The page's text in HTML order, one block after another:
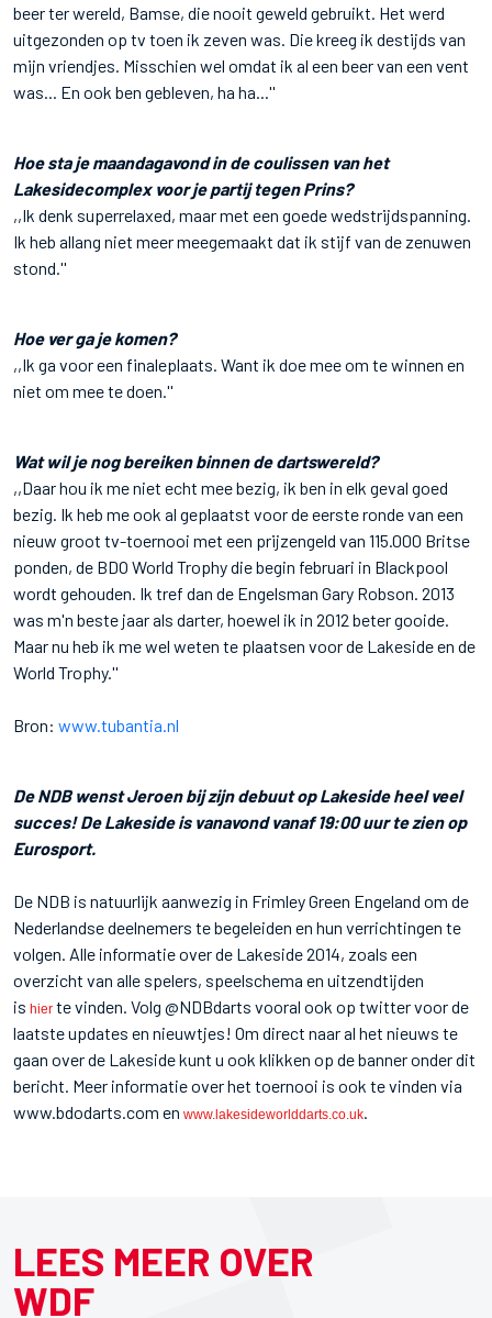
beer ter wereld, Bamse, die nooit geweld gebruikt. Het werd
uitgezonden op tv toen ik zeven was. Die kreeg ik destijds van
mijn vriendjes. Misschien wel omdat ik al een beer van een vent
was... En ook ben gebleven, ha ha...''
Hoe sta je maandagavond in de coulissen van het
Lakesidecomplex voor je partij tegen Prins?
,,Ik denk superrelaxed, maar met een goede wedstrijdspanning.
Ik heb allang niet meer meegemaakt dat ik stijf van de zenuwen
stond.''
Hoe ver ga je komen?
,,Ik ga voor een finaleplaats. Want ik doe mee om te winnen en
niet om mee te doen.''
Wat wil je nog bereiken binnen de dartswereld?
,,Daar hou ik me niet echt mee bezig, ik ben in elk geval goed
bezig. Ik heb me ook al geplaatst voor de eerste ronde van een
nieuw groot tv-toernooi met een prijzengeld van 115.000 Britse
ponden, de BDO World Trophy die begin februari in Blackpool
wordt gehouden. Ik tref dan de Engelsman Gary Robson. 2013
was m'n beste jaar als darter, hoewel ik in 2012 beter gooide.
Maar nu heb ik me wel weten te plaatsen voor de Lakeside en de
World Trophy.''
Bron: www.tubantia.nl
De NDB wenst Jeroen bij zijn debuut op Lakeside heel veel
succes! De Lakeside is vanavond vanaf 19:00 uur te zien op
Eurosport.
De NDB is natuurlijk aanwezig in Frimley Green Engeland om de
Nederlandse deelnemers te begeleiden en hun verrichtingen te
volgen. Alle informatie over de Lakeside 2014, zoals een
overzicht van alle spelers, speelschema en uitzendtijden
is hier te vinden. Volg @NDBdarts vooral ook op twitter voor de
laatste updates en nieuwtjes! Om direct naar al het nieuws te
gaan over de Lakeside kunt u ook klikken op de banner onder dit
bericht. Meer informatie over het toernooi is ook te vinden via
www.bdodarts.com en www.lakesideworlddarts.co.uk.
LEES MEER OVER
WDF